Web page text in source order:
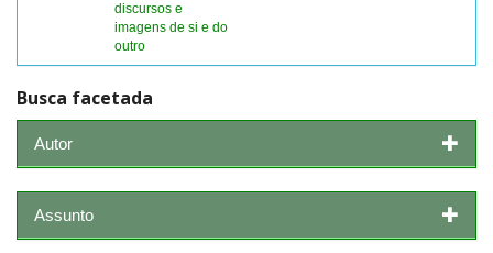
discursos e
imagens de si e do
outro
Busca facetada
Autor
Assunto